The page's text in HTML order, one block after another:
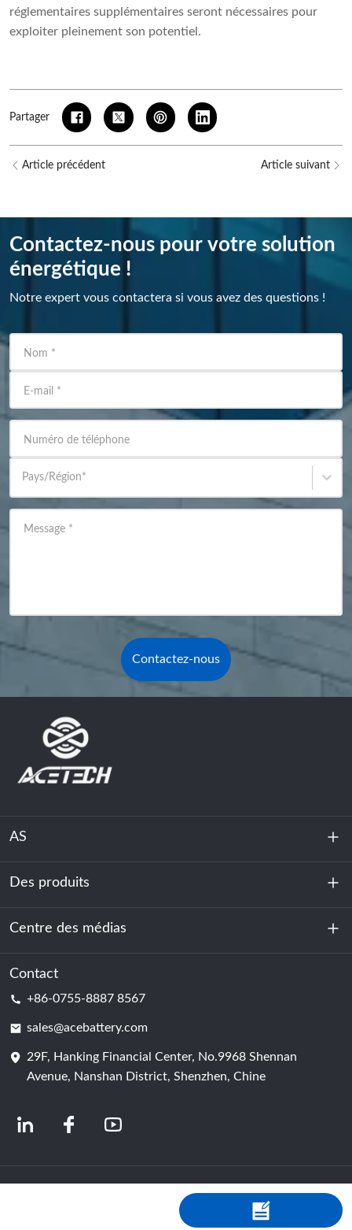
réglementaires supplémentaires seront nécessaires pour
exploiter pleinement son potentiel.
Partager
Article précédent Article suivant
Contactez-nous pour votre solution
énergétique !
Notre expert vous contactera si vous avez des questions !
Nom *
E-mail *
Numéro de téléphone
Pays/Région*
Message *
Contactez-nous
AS
À propos de nous
Durabilité
Des produits
Stockage d'énergie
Centre de données et salle des serveurs
Cellule de batterie
Centre des médias
Nouvelles
Contact
+86-0755-8887 8567
sales@acebattery.com
29F, Hanking Financial Center, No.9968 Shennan
Avenue, Nanshan District, Shenzhen, Chine
© 2024 Fabricants chinois de batteries lithium-ion | Usine et entreprise de
batteries au lithium | Batterie ACE, fournie par Shopastro
politique de
-4